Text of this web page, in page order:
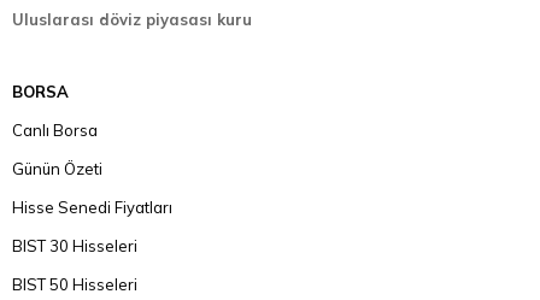
Uluslarası döviz piyasası kuru
BORSA
Canlı Borsa
Günün Özeti
Hisse Senedi Fiyatları
BIST 30 Hisseleri
BIST 50 Hisseleri